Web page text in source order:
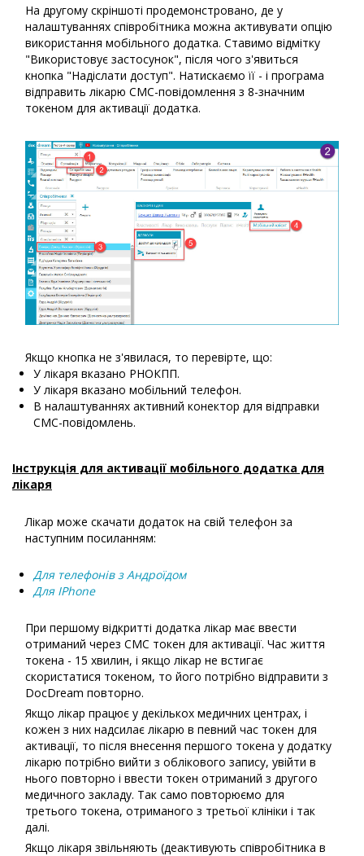
На другому скріншоті продемонстровано, де у
налаштуваннях співробітника можна активувати опцію
використання мобільного додатка. Ставимо відмітку
"Використовує застосунок", після чого з'явиться
кнопка "Надіслати доступ". Натискаємо її - і програма
відправить лікарю СМС-повідомлення з 8-значним
токеном для активації додатка.
Якщо кнопка не з'явилася, то перевірте, що:
У лікаря вказано РНОКПП.
У лікаря вказано мобільний телефон.
В налаштуваннях активний конектор для відправки
СМС-повідомлень.
Інструкція для активації мобільного додатка для
лікаря
Лікар може скачати додаток на свій телефон за
наступним посиланням:
Для телефонів з Андроїдом
Для IPhone
При першому відкритті додатка лікар має ввести
отриманий через СМС токен для активації. Час життя
токена - 15 хвилин, і якщо лікар не встигає
скористатися токеном, то його потрібно відправити з
DocDream повторно.
Якщо лікар працює у декількох медичних центрах, і
кожен з них надсилає лікарю в певний час токен для
активації, то після внесення першого токена у додатку
лікарю потрібно вийти з облікового запису, увійти в
нього повторно і ввести токен отриманий з другого
медичного закладу. Так само повторюємо для
третього токена, отриманого з третьої клініки і так
далі.
Якщо лікаря звільняють (деактивують співробітника в